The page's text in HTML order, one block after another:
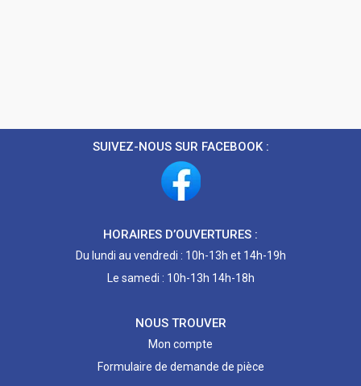
SUIVEZ-NOUS SUR FACEBOOK :
HORAIRES D’OUVERTURES :
Du lundi au vendredi : 10h-13h et 14h-19h
Le samedi : 10h-13h 14h-18h
NOUS TROUVER
Mon compte
Formulaire de demande de pièce